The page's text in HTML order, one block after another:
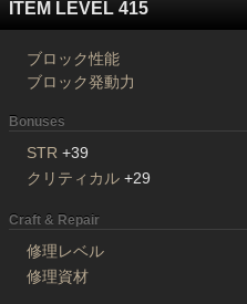
ITEM LEVEL 415
ブロック性能
ブロック発動力
Bonuses
STR +39
クリティカル +29
Craft & Repair
修理レベル
修理資材